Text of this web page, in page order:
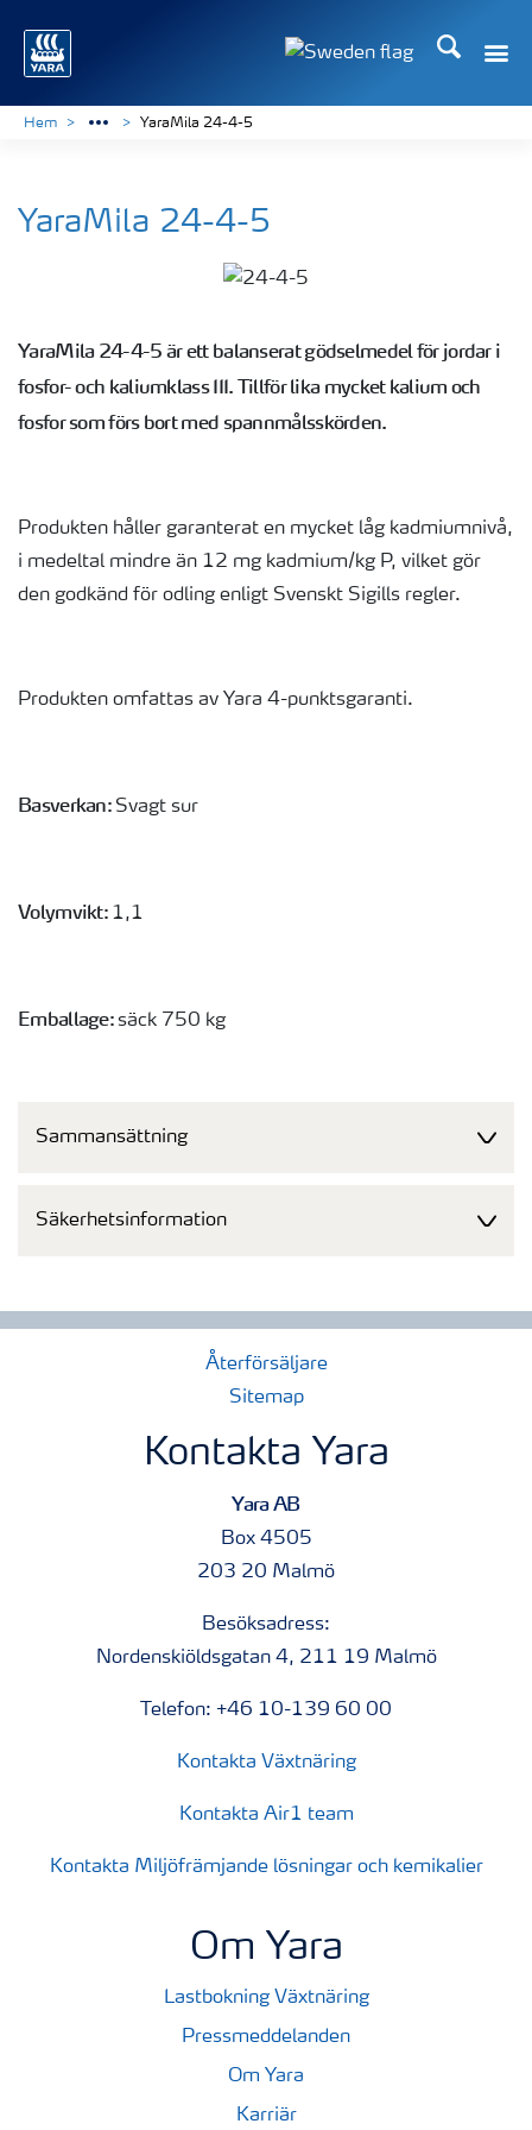
Sök
Hem YaraMila 24-4-5
YaraMila 24-4-5
YaraMila 24-4-5 är ett balanserat gödselmedel för jordar i
fosfor- och kaliumklass III. Tillför lika mycket kalium och
fosfor som förs bort med spannmålsskörden.
Produkten håller garanterat en mycket låg kadmiumnivå,
i medeltal mindre än 12 mg kadmium/kg P, vilket gör
den godkänd för odling enligt Svenskt Sigills regler.
Produkten omfattas av Yara 4-punktsgaranti.
Basverkan: Svagt sur
Volymvikt: 1,1
Emballage: säck 750 kg
Sammansättning
Säkerhetsinformation
Återförsäljare
Sitemap
Kontakta Yara
Yara AB
Box 4505
203 20 Malmö
Besöksadress:
Nordenskiöldsgatan 4, 211 19 Malmö
Telefon: +46 10-139 60 00
Kontakta Växtnäring
Kontakta Air1 team
Kontakta Miljöfrämjande lösningar och kemikalier
Om Yara
Lastbokning Växtnäring
Pressmeddelanden
Om Yara
Karriär